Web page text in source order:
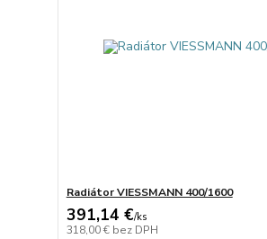
Radiátor VIESSMANN 400/1600
391,14 €/ks
318,00 € bez DPH